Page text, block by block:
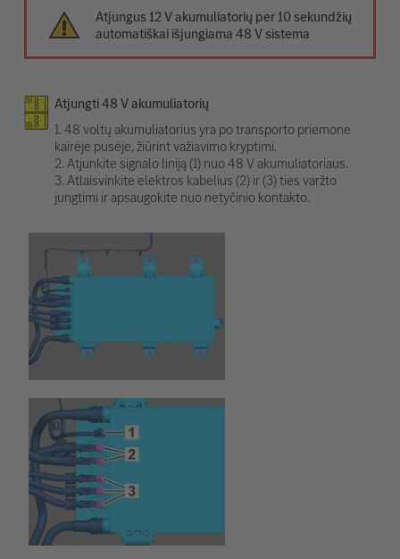
Atjungus 12 V akumuliatorių per 10 sekundžių
automatiškai išjungiama 48 V sistema
Atjungti 48 V akumuliatorių
1. 48 voltų akumuliatorius yra po transporto priemone
kairėje pusėje, žiūrint važiavimo kryptimi.
2. Atjunkite signalo liniją (1) nuo 48 V akumuliatoriaus.
3. Atlaisvinkite elektros kabelius (2) ir (3) ties varžto
jungtimi ir apsaugokite nuo netyčinio kontakto.